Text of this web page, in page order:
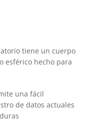
tiene un cuerpo
esférico hecho para
una fácil
de datos actuales